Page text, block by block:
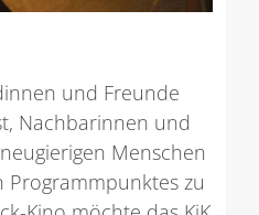
und Freunde
Nachbarinnen und
Menschen
Programmpunktes zu